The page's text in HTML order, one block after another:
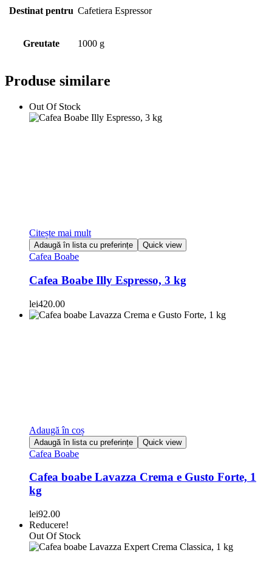
Destinat pentru Cafetiera Espressor
Greutate 1000 g
Produse similare
Out Of Stock
Citește mai mult
Adaugă în lista cu preferințe Quick view
Cafea Boabe
Cafea Boabe Illy Espresso, 3 kg
lei420.00
Adaugă în coș
Adaugă în lista cu preferințe Quick view
Cafea Boabe
Cafea boabe Lavazza Crema e Gusto Forte, 1
kg
lei92.00
Reducere!
Out Of Stock